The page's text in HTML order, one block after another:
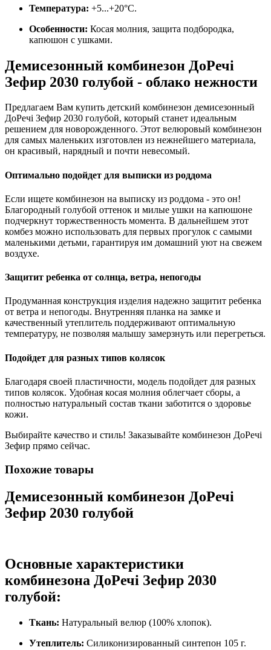
Температура: +5...+20°С.
Особенности: Косая молния, защита подбородка,
капюшон с ушками.
Демисезонный комбинезон ДоРечі
Зефир 2030 голубой - облако нежности
Предлагаем Вам купить детский комбинезон демисезонный
ДоРечі Зефир 2030 голубой, который станет идеальным
решением для новорожденного. Этот велюровый комбинезон
для самых маленьких изготовлен из нежнейшего материала,
он красивый, нарядный и почти невесомый.
Оптимально подойдет для выписки из роддома
Если ищете комбинезон на выписку из роддома - это он!
Благородный голубой оттенок и милые ушки на капюшоне
подчеркнут торжественность момента. В дальнейшем этот
комбез можно использовать для первых прогулок с самыми
маленькими детьми, гарантируя им домашний уют на свежем
воздухе.
Защитит ребенка от солнца, ветра, непогоды
Продуманная конструкция изделия надежно защитит ребенка
от ветра и непогоды. Внутренняя планка на замке и
качественный утеплитель поддерживают оптимальную
температуру, не позволяя малышу замерзнуть или перегреться.
Подойдет для разных типов колясок
Благодаря своей пластичности, модель подойдет для разных
типов колясок. Удобная косая молния облегчает сборы, а
полностью натуральный состав ткани заботится о здоровье
кожи.
Выбирайте качество и стиль! Заказывайте комбинезон ДоРечі
Зефир прямо сейчас.
Похожие товары
Демисезонный комбинезон ДоРечі
Зефир 2030 голубой
Основные характеристики
комбинезона ДоРечі Зефир 2030
голубой:
Ткань: Натуральный велюр (100% хлопок).
Утеплитель: Силиконизированный синтепон 105 г.